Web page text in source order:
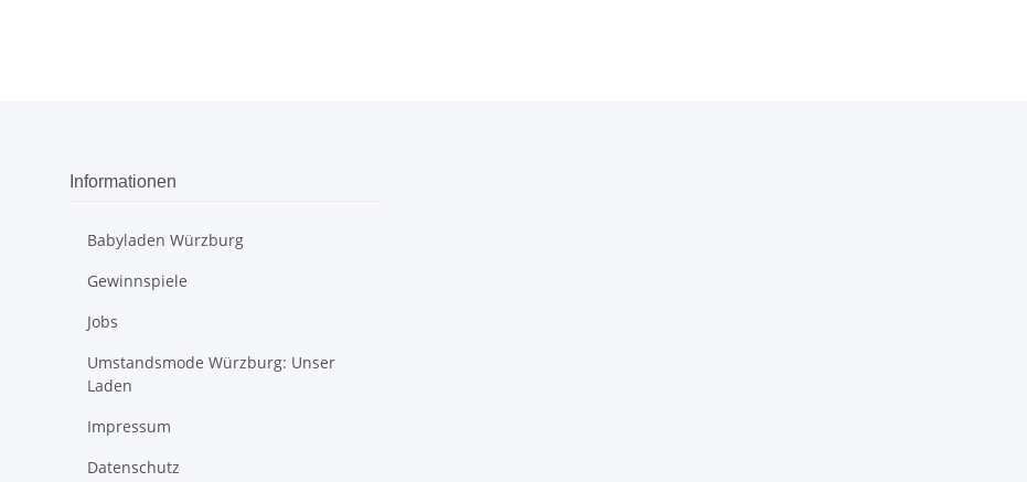
Informationen
Babyladen Würzburg
Gewinnspiele
Jobs
Umstandsmode Würzburg: Unser
Laden
Impressum
Datenschutz